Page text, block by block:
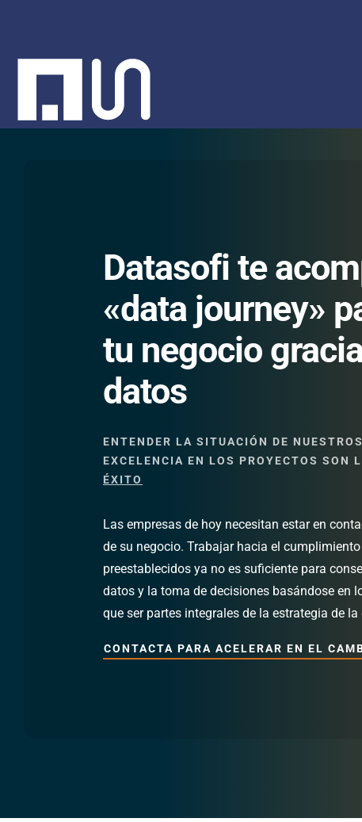
Datasofi te
«data journey»
tu negocio
datos
ENTENDER LA SITUACIÓN DE
EXCELENCIA EN LOS PROYECTOS SON
ÉXITO
Las empresas de hoy necesitan estar en
de su negocio. Trabajar hacia el
preestablecidos ya no es suficiente para
datos y la toma de decisiones basándose en
que ser partes integrales de la estrategia de la
CONTACTA PARA ACELERAR EN EL